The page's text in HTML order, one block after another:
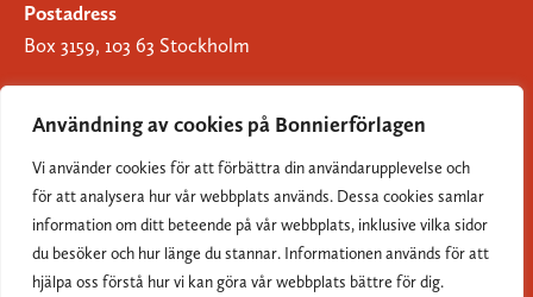
Användning av cookies på Bonnierförlagen
Vi använder cookies för att förbättra din användarupplevelse och
för att analysera hur vår webbplats används. Dessa cookies samlar
information om ditt beteende på vår webbplats, inklusive vilka sidor
du besöker och hur länge du stannar. Informationen används för att
hjälpa oss förstå hur vi kan göra vår webbplats bättre för dig.
Postadress
Box 3159, 103 63 Stockholm
Om Bonnierförlagen
Cookies
Integritetspolicy